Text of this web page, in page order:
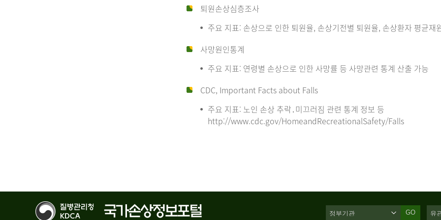
퇴원손상심층조사
주요 지표: 손상으로 인한 퇴원율, 손상기전별 퇴원율, 손상환자 평균재
사망원인통계
주요 지표: 연령별 손상으로 인한 사망률 등 사망관련 통계 산출 가능
CDC, Important Facts about Falls
주요 지표: 노인 손상 추락․미끄러짐 관련 통계 정보 등
http://www.cdc.gov/HomeandRecreationalSafety/Falls
GO